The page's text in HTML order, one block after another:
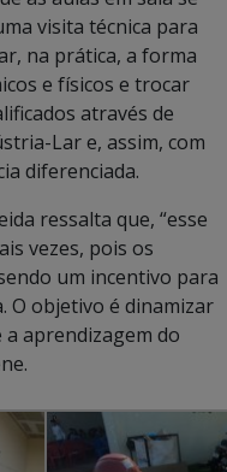
visita técnica para
na prática, a forma
e físicos e trocar
através de
Lar e, assim, com
diferenciada.
ressalta que, “esse
vezes, pois os
um incentivo para
O objetivo é dinamizar
aprendizagem do